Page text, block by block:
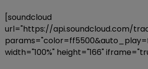
[soundcloud
url="https://api.soundcloud.com/
width="100%" height="166"